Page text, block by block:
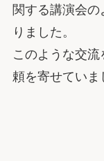
関する講演会
りました。
このような交
頼を寄せていま